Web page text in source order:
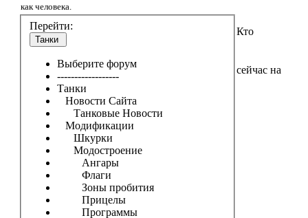
как человека.
Перейти:
Танки
Выберите форум
------------------
Танки
Новости Сайта
Танковые Новости
Модификации
Шкурки
Модостроение
Ангары
Флаги
Зоны пробития
Прицелы
Программы
Кто
сейчас на